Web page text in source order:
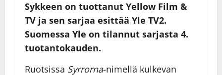
Sykkeen on tuottanut Yellow Film &
TV ja sen sarjaa esittää Yle TV2.
Suomessa Yle on tilannut sarjasta 4.
tuotantokauden.
Ruotsissa Syrrorna-nimellä kulkevan